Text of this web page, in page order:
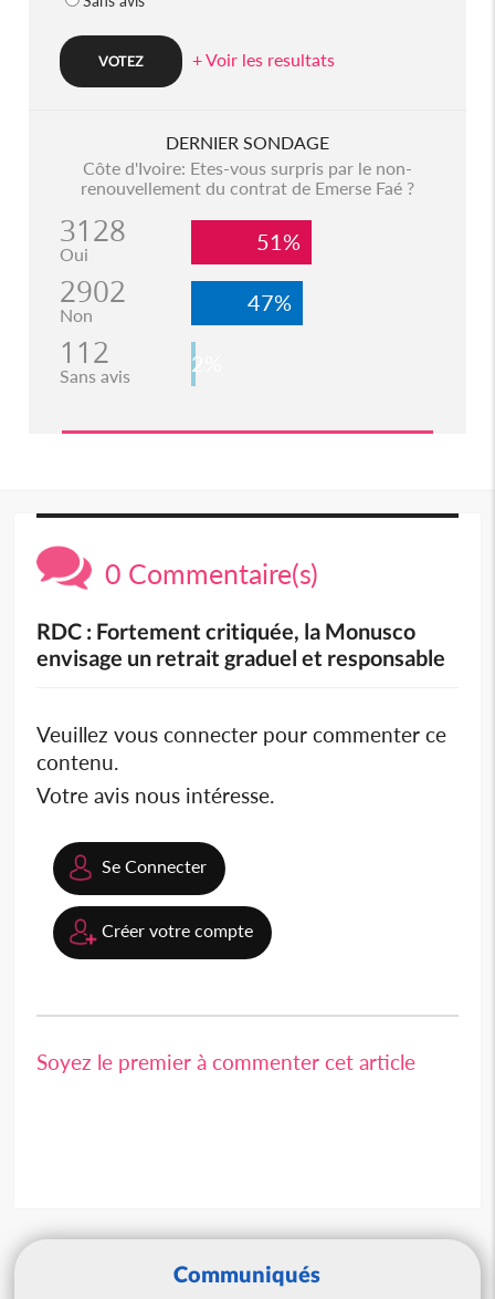
+ Voir les resultats
DERNIER SONDAGE
Côte d'Ivoire: Etes-vous surpris par le non-
renouvellement du contrat de Emerse Faé ?
3128
Oui 51%
2902
Non 47%
112
Sans avis 2%
0 Commentaire(s)
RDC : Fortement critiquée, la Monusco
envisage un retrait graduel et responsable
Veuillez vous connecter pour commenter ce
contenu.
Votre avis nous intéresse.
Se Connecter
Créer votre compte
Soyez le premier à commenter cet article
Communiqués